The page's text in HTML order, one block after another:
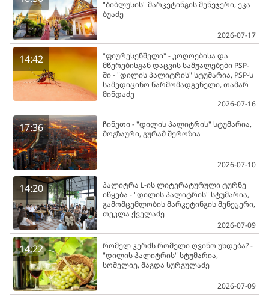
"ბიბლუსის" მარკეტინგის მენეჯერი, ეკა
ბუაძე
2026-07-17
14:42
"ფიურესენშელი" - კოღოებისა და
მწერებისგან დაცვის საშუალებები PSP-
ში - "დილის პალიტრის" სტუმარია, PSP-ს
სამედიცინო წარმომადგენელი, თამარ
მინდაძე
2026-07-16
17:36
ჩინეთი - "დილის პალიტრის" სტუმარია,
მოგზაური, გურამ შეროზია
2026-07-10
14:20
პალიტრა L-ის ლიტერატურული ტურნე
იწყება - "დილის პალიტრის" სტუმარია,
გამომცემლობის მარკეტინგის მენეჯერი,
თეკლა ქველაძე
2026-07-09
14:22
რომელ კერძს რომელი ღვინო უხდება? -
"დილის პალიტრის" სტუმარია,
სომელიე, მაგდა სურგულაძე
2026-07-09